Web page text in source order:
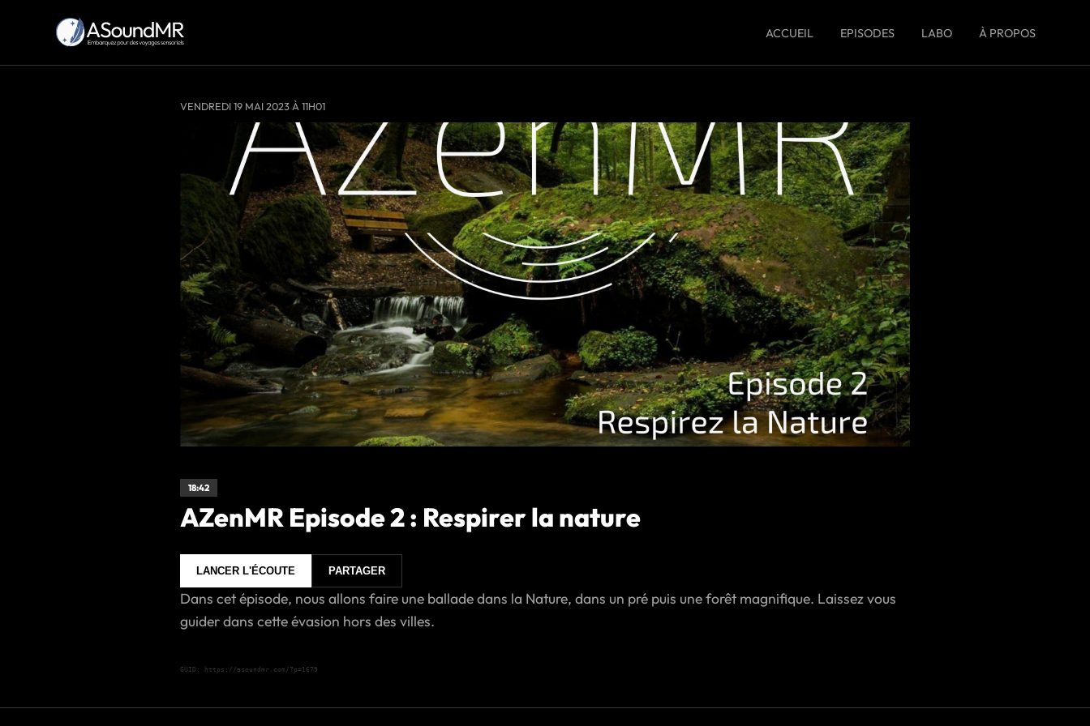
ACCUEIL EPISODES LABO À PROPOS
VENDREDI 19 MAI 2023 À 11H01
18:42
AZenMR Episode 2 : Respirer la nature
LANCER L'ÉCOUTE PARTAGER
Dans cet épisode, nous allons faire une ballade dans la Nature, dans un pré puis une forêt magnifique. Laissez vous
guider dans cette évasion hors des villes.
GUID: https://asoundmr.com/?p=1679